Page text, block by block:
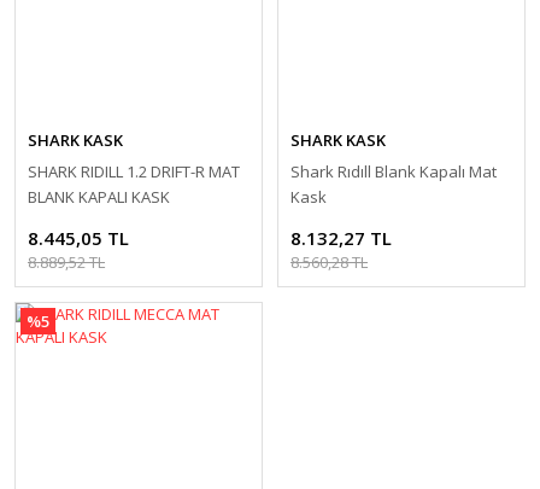
SHARK KASK
SHARK RIDILL 1.2 DRIFT-R MAT
BLANK KAPALI KASK
8.445,05 TL
8.889,52 TL
SHARK KASK
Shark Rıdıll Blank Kapalı Mat
Kask
8.132,27 TL
8.560,28 TL
%5